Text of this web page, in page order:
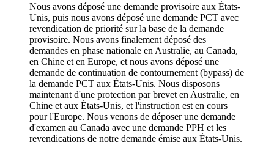
Nous avons déposé une demande provisoire aux États-
Unis, puis nous avons déposé une demande PCT avec
revendication de priorité sur la base de la demande
provisoire. Nous avons finalement déposé des
demandes en phase nationale en Australie, au Canada,
en Chine et en Europe, et nous avons déposé une
demande de continuation de contournement (bypass) de
la demande PCT aux États-Unis. Nous disposons
maintenant d'une protection par brevet en Australie, en
Chine et aux États-Unis, et l'instruction est en cours
pour l'Europe. Nous venons de déposer une demande
d'examen au Canada avec une demande PPH et les
revendications de notre demande émise aux États-Unis.